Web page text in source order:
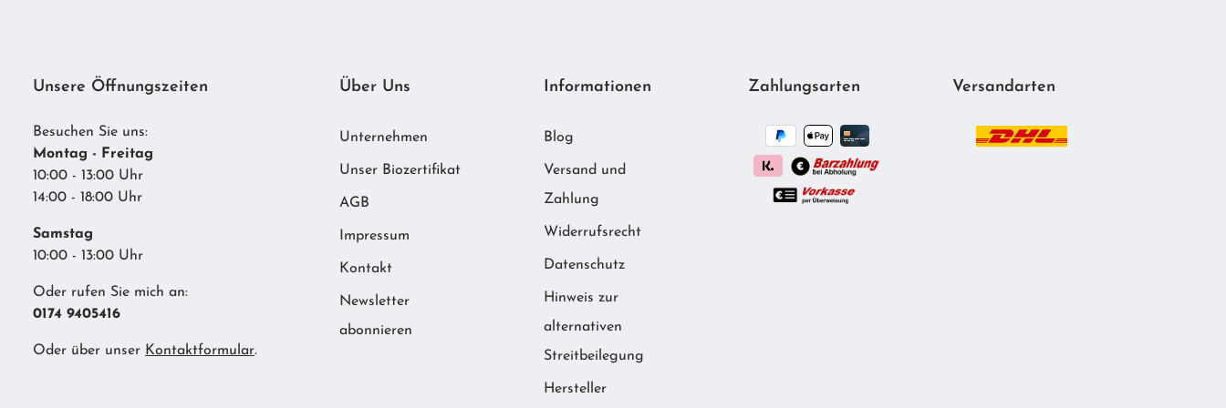
Unsere Öffnungszeiten
Besuchen Sie uns:
Montag - Freitag
10:00 - 13:00 Uhr
14:00 - 18:00 Uhr
Samstag
10:00 - 13:00 Uhr
Oder rufen Sie mich an:
0174 9405416
Oder über unser Kontaktformular.
Über Uns
Unternehmen
Unser Biozertifikat
AGB
Impressum
Kontakt
Newsletter
abonnieren
Informationen
Blog
Versand und
Zahlung
Widerrufsrecht
Datenschutz
Hinweis zur
alternativen
Streitbeilegung
Hersteller
Zahlungsarten Versandarten